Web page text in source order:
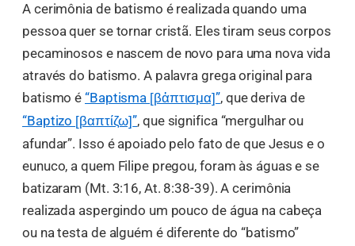
A cerimônia de batismo é realizada quando uma
pessoa quer se tornar cristã. Eles tiram seus corpos
pecaminosos e nascem de novo para uma nova vida
através do batismo. A palavra grega original para
batismo é“Baptisma [βἀπτισμα]”, que deriva de
“Baptizo [βαπτίζω]”, que significa “mergulhar ou
afundar”. Isso é apoiado pelo fato de que Jesus e o
eunuco, a quem Filipe pregou, foram às águas e se
batizaram (Mt. 3:16, At. 8:38-39). A cerimônia
realizada aspergindo um pouco de água na cabeça
ou na testa de alguém é diferente do “batismo”